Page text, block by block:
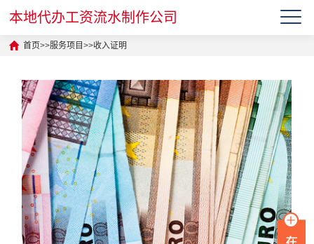
本地代办工资流水制作公司
首页>>服务项目>>收入证明